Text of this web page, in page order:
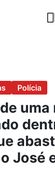
Polícia
uma
José